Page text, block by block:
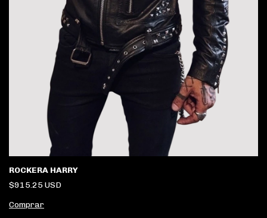
ROCKERA HARRY
$915.25 USD
Comprar